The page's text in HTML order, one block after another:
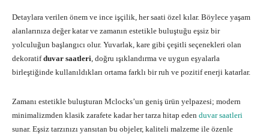
Detaylara verilen önem ve ince işçilik, her saati özel kılar. Böylece yaşam
alanlarınıza değer katar ve zamanın estetikle buluştuğu eşsiz bir
yolculuğun başlangıcı olur. Yuvarlak, kare gibi çeşitli seçenekleri olan
dekoratifduvar saatleri, doğru ışıklandırma ve uygun eşyalarla
birleştiğinde kullanıldıkları ortama farklı bir ruh ve pozitif enerji katarlar.
Zamanı estetikle buluşturan Mclocks’un geniş ürün yelpazesi; modern
minimalizmden klasik zarafete kadar her tarza hitap eden duvar saatleri
sunar. Eşsiz tarzınızı yansıtan bu objeler, kaliteli malzeme ile özenle